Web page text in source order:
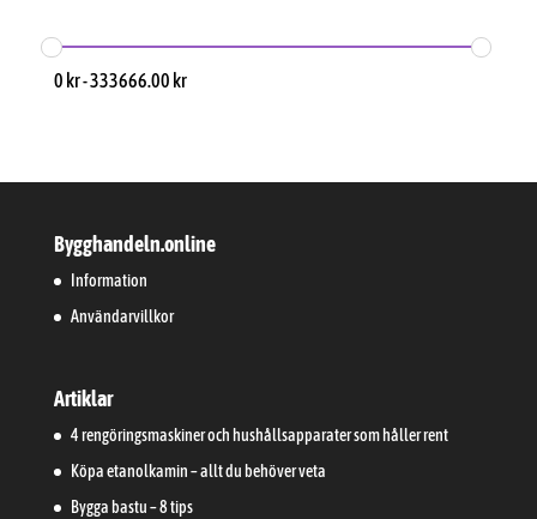
0 kr-333666.00 kr
Bygghandeln.online
Information
Användarvillkor
Artiklar
4 rengöringsmaskiner och hushållsapparater som håller rent
Köpa etanolkamin – allt du behöver veta
Bygga bastu – 8 tips